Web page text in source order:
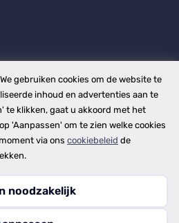
gebruiken cookies om de website te
inhoud en advertenties aan te
te klikken, gaat u akkoord met het
'Aanpassen' om te zien welke cookies
via ons cookiebeleid de
noodzakelijk